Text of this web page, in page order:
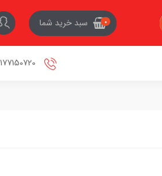
0 سبد خرید شما